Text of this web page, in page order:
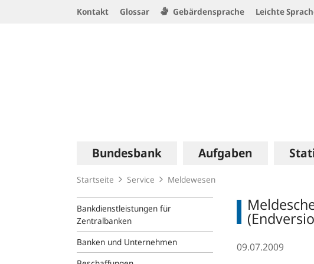
Kontakt Glossar Gebärdensprache Leichte
Hauptnavigation
Bundesbank Aufgaben
Startseite Service Meldewesen
Bankdienstleistungen für
Zentralbanken
Banken und Unternehmen
09.07.2009